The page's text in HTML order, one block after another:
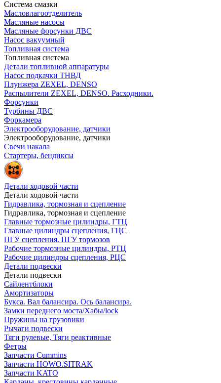
Система смазки
Масловлагоотделитель
Масляные насосы
Масляные форсунки ДВС
Насос вакуумный
Топливная система
Топливная система
Детали топливной аппаратуры
Насос подкачки ТНВД
Плунжера ZEXEL, DENSO
Распылители ZEXEL, DENSO. Расходники.
Форсунки
Турбины ДВС
Форкамера
Электрооборудование, датчики
Электрооборудование, датчики
Свечи накала
Стартеры, бендиксы
Детали ходовой части
Детали ходовой части
Гидравлика, тормозная и сцепление
Гидравлика, тормозная и сцепление
Главные тормозные цилиндры, ГТЦ
Главные цилиндры сцепления, ГЦС
ПГУ сцепления. ПГУ тормозов
Рабочие тормозные цилиндры, РТЦ
Рабочие цилиндры сцепления, РЦС
Детали подвески
Детали подвески
Cайлентблоки
Амортизаторы
Букса. Вал балансира. Ось балансира.
Замки переднего моста/Хабы/lock
Пружины на грузовики
Рычаги подвески
Тяги рулевые, Тяги реактивные
Фетры
Запчасти Cummins
Запчасти HOWO.SITRAK
Запчасти KATO